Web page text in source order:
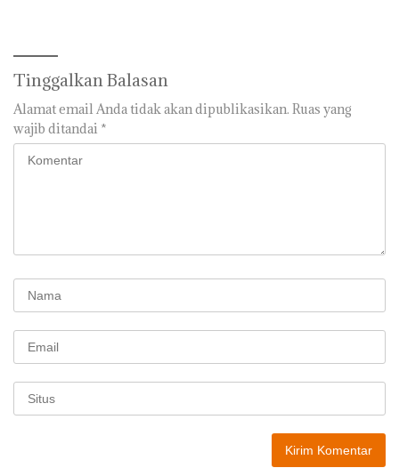
Tinggalkan Balasan
Alamat email Anda tidak akan dipublikasikan. Ruas yang
wajib ditandai *